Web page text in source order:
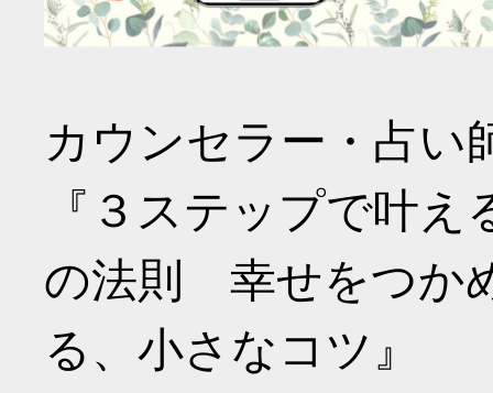
カウンセラー・占い
『３ステップで叶
の法則 幸せをつか
る、小さなコツ』